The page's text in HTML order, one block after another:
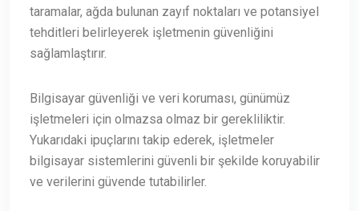
taramalar, ağda bulunan zayıf noktaları ve potansiyel
tehditleri belirleyerek işletmenin güvenliğini
sağlamlaştırır.
Bilgisayar güvenliği ve veri koruması, günümüz
işletmeleri için olmazsa olmaz bir gerekliliktir.
Yukarıdaki ipuçlarını takip ederek, işletmeler
bilgisayar sistemlerini güvenli bir şekilde koruyabilir
ve verilerini güvende tutabilirler.